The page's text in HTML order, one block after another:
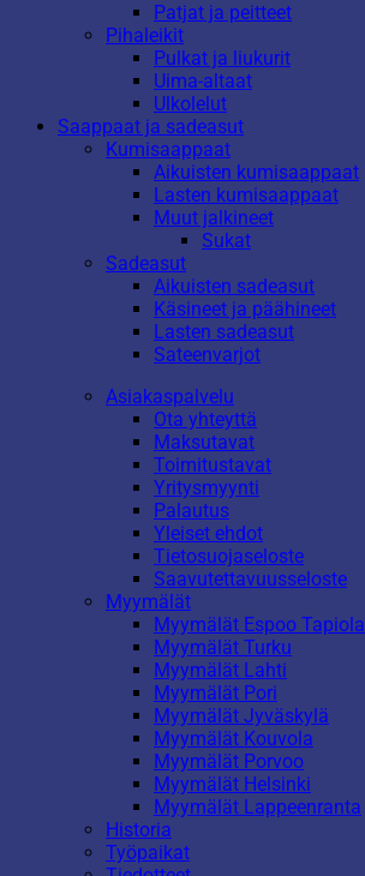
Patjat ja peitteet
Pihaleikit
Pulkat ja liukurit
Uima-altaat
Ulkolelut
Saappaat ja sadeasut
Kumisaappaat
Aikuisten kumisaappaat
Lasten kumisaappaat
Muut jalkineet
Sukat
Sadeasut
Aikuisten sadeasut
Käsineet ja päähineet
Lasten sadeasut
Sateenvarjot
Asiakaspalvelu
Ota yhteyttä
Maksutavat
Toimitustavat
Yritysmyynti
Palautus
Yleiset ehdot
Tietosuojaseloste
Saavutettavuusseloste
Myymälät
Myymälät Espoo Tapiola
Myymälät Turku
Myymälät Lahti
Myymälät Pori
Myymälät Jyväskylä
Myymälät Kouvola
Myymälät Porvoo
Myymälät Helsinki
Myymälät Lappeenranta
Historia
Työpaikat